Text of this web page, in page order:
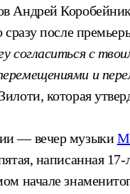
Андрей
после
согласиться с
и
которая
— вечер музыки
написанная
начале